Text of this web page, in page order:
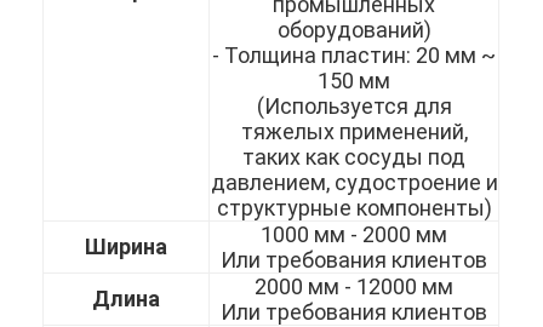
Видеозаписи
О нас
оборудований)
- Толщина пластин: 20 мм ~
150 мм
(Используется для
тяжелых применений,
таких как сосуды под
давлением, судостроение и
структурные компоненты)
Ширина
1000 мм - 2000 мм
Или требования клиентов
Длина
2000 мм - 12000 мм
Или требования клиентов